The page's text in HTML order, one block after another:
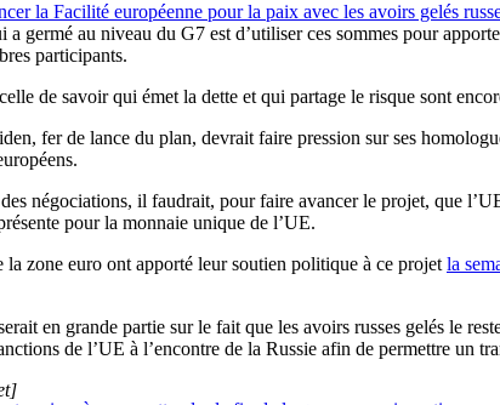
la Facilité européenne pour la paix avec les avoirs gelés
germé au niveau du G7 est d’utiliser ces sommes pour
participants.
de savoir qui émet la dette et qui partage le risque sont
fer de lance du plan, devrait faire pression sur ses
négociations, il faudrait, pour faire avancer le projet, que
pour la monnaie unique de l’UE.
la zone euro ont apporté leur soutien politique à ce projet la
en grande partie sur le fait que les avoirs russes gelés le
de l’UE à l’encontre de la Russie afin de permettre un